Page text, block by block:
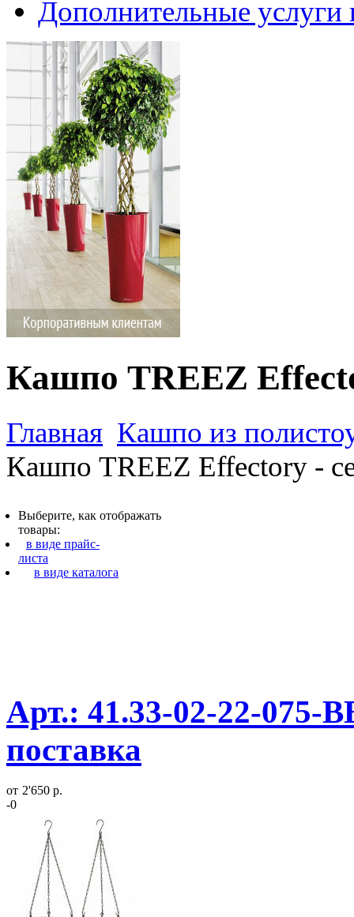
Дополнительные услуги
Кашпо TREEZ
Главная Кашпо из
Кашпо TREEZ Effectory -
Выберите, как отображать
товары:
в виде прайс-
листа
в виде каталога
Арт.: 41.33-02-22-075-
поставка
от 2'650 р.
-0